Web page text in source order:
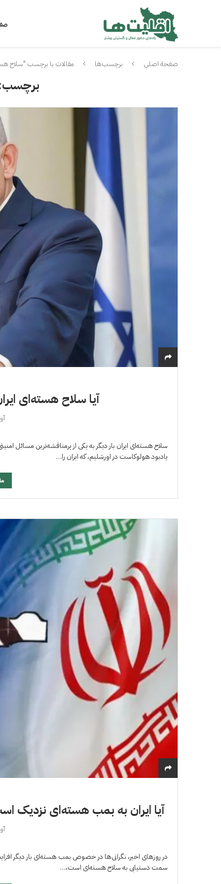
صفحة اصلي برچسب‌ها مقالات با برچسب "سلاح
آیا سلاح هسته‌ای
سلاح هسته‌ای ایران بار دیگر به یکی از پرمناقشه‌ترین مسائل
یادبود هولوکاست در اورشلیم، که ایران را…
آیا ایران به بمب هسته‌ای نزدیک
در روزهای اخیر، نگرانی‌ها در خصوص بمب هسته‌ای بار دیگر
سمت دستیابی به سلاح هسته‌ای است،…